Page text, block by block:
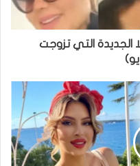
الجديدة التي تزوجت